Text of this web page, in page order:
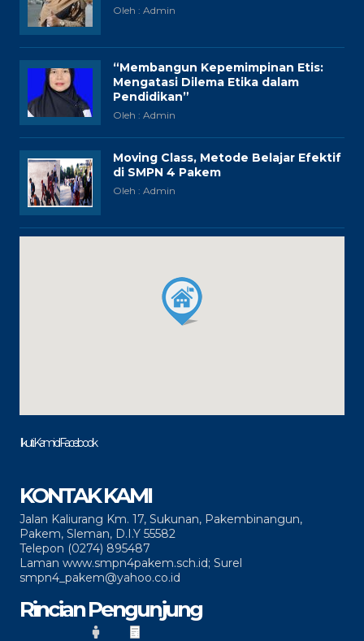
Oleh : Admin
“Membangun Kepemimpinan Etis:
Mengatasi Dilema Etika dalam
Pendidikan”
Oleh : Admin
Moving Class, Metode Belajar Efektif
di SMPN 4 Pakem
Oleh : Admin
Ikuti Kami di Facebook
KONTAK KAMI
Jalan Kaliurang Km. 17, Sukunan, Pakembinangun,
Pakem, Sleman, D.I.Y 55582
Telepon (0274) 895487
Laman www.smpn4pakem.sch.id; Surel
smpn4_pakem@yahoo.co.id
Rincian Pengunjung